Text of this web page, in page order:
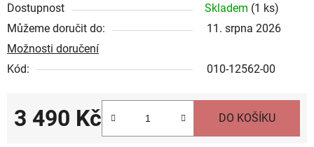
Dostupnost Skladem (1 ks)
Můžeme doručit do:
11. srpna 2026
Možnosti doručení
Kód:
010-12562-00
3 490 Kč DO KOŠÍKU